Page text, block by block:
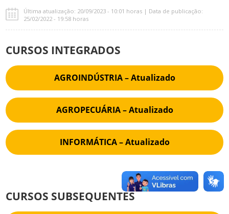
Última atualização: 20/09/2023 - 10:01 horas | Data de publicação:
25/02/2022 - 19:58 horas
CURSOS INTEGRADOS
AGROINDÚSTRIA – Atualizado
AGROPECUÁRIA – Atualizado
INFORMÁTICA – Atualizado
CURSOS SUBSEQUENTES